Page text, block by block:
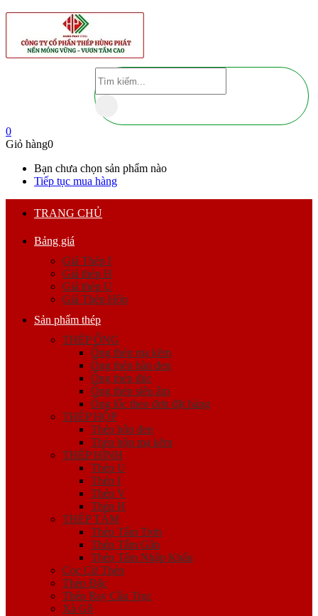
0
Giỏ hàng0
Bạn chưa chọn sản phẩm nào
Tiếp tục mua hàng
TRANG CHỦ
Bảng giá
Giá Thép I
Giá thép H
Giá thép U
Giá Thép Hộp
Sản phẩm thép
THÉP ỐNG
Ống thép mạ kẽm
Ống thép hàn đen
Ống thép đúc
Ống thép siêu âm
Ống lốc theo đơn đặt hàng
THÉP HỘP
Thép hộp đen
Thép hộp mạ kẽm
THÉP HÌNH
Thép U
Thép I
Thép V
Thép H
THÉP TẤM
Thép Tấm Trơn
Thép Tấm Gân
Thép Tấm Nhập Khẩu
Cọc Cừ Thép
Thép Đặc
Thép Ray Cầu Trục
Xà Gồ